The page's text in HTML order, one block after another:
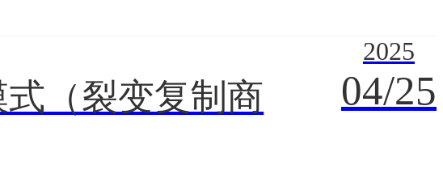
（裂变复制商
2025
04/25